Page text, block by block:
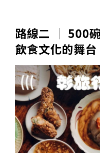
路線二 │ 500
飲食文化的舞台